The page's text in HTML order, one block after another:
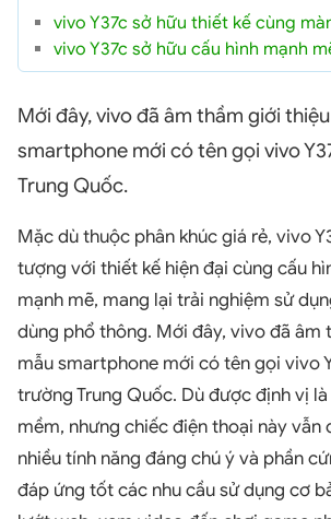
vivo Y37c sở hữu thiết kế cùng
vivo Y37c sở hữu cấu hình mạnh
Mới đây, vivo đã âm thầm giới
smartphone mới có tên gọi vivo
Trung Quốc.
Mặc dù thuộc phân khúc giá rẻ, vivo
tượng với thiết kế hiện đại cùng cấu
mạnh mẽ, mang lại trải nghiệm sử
dùng phổ thông. Mới đây, vivo đã âm
mẫu smartphone mới có tên gọi vivo
trường Trung Quốc. Dù được định vị
mềm, nhưng chiếc điện thoại này vẫn
nhiều tính năng đáng chú ý và phần
đáp ứng tốt các nhu cầu sử dụng cơ